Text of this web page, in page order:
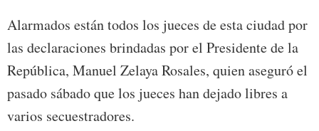
Alarmados están todos los jueces de esta ciudad por
las declaraciones brindadas por el Presidente de la
República, Manuel Zelaya Rosales, quien aseguró el
pasado sábado que los jueces han dejado libres a
varios secuestradores.